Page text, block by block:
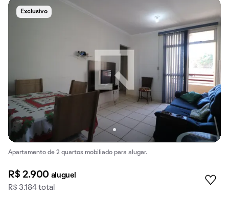
Exclusivo
Apartamento de 2 quartos mobiliado para alugar.
R$ 2.900 aluguel
R$ 3.184 total